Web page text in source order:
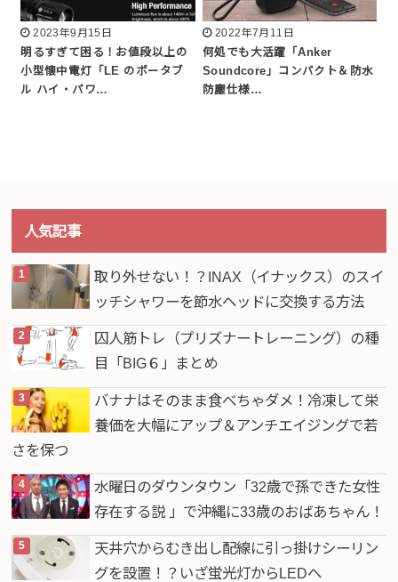
2023年9月15日
明るすぎて困る！お値段以上の
小型懐中電灯「LE のポータブ
ル ハイ・パワ…
2022年7月11日
何処でも大活躍「Anker
Soundcore」コンパクト＆防水
防塵仕様…
人気記事
取り外せない！？INAX（イナックス）のスイ
ッチシャワーを節水ヘッドに交換する方法
囚人筋トレ（プリズナートレーニング）の種
目「BIG６」まとめ
バナナはそのまま食べちゃダメ！冷凍して栄
養価を大幅にアップ＆アンチエイジングで若
さを保つ
水曜日のダウンタウン「32歳で孫できた女性
存在する説 」で沖縄に33歳のおばあちゃん！
天井穴からむき出し配線に引っ掛けシーリン
グを設置！？いざ蛍光灯からLEDへ